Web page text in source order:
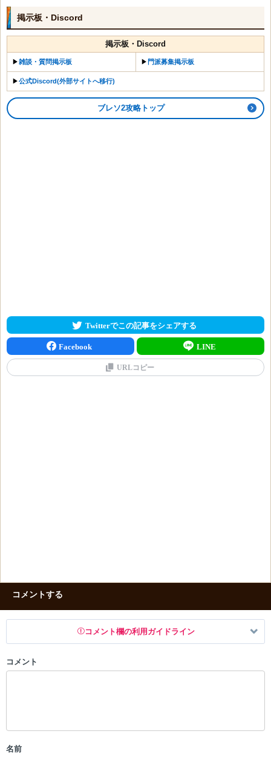
掲示板・Discord
掲示板・Discord
▶︎雑談・質問掲示板 ▶︎ 門派募集掲示板
▶︎公式Discord(外部サイトへ移行)
ブレソ2攻略トップ
Twitterでこの記事をシェアする
Facebook LINE
URLコピー
コメントする
コメント欄の利用ガイドライン
以下の書き込みを禁止とし、場合によってはコメント削除や書き込み制
・一度削除された投稿を再び投稿すること
コメント
名前